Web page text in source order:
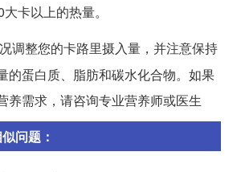
卡以上的热量。
调整您的卡路里摄入量，并注意保持
的蛋白质、脂肪和碳水化合物。如果
养需求，请咨询专业营养师或医生
问题：